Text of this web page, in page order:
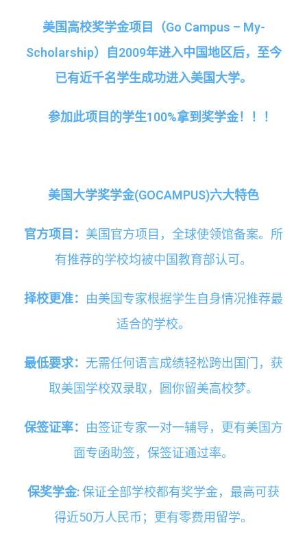
美国高校奖学金项目（Go Campus – My-
Scholarship）自2009年进入中国地区后，至今
已有近千名学生成功进入美国大学。
参加此项目的学生100%拿到奖学金！！！
美国大学奖学金(GOCAMPUS)六大特色
官方项目： 美国官方项目，全球使领馆备案。所
有推荐的学校均被中国教育部认可。
择校更准： 由美国专家根据学生自身情况推荐最
适合的学校。
最低要求： 无需任何语言成绩轻松跨出国门，获
取美国学校双录取，圆你留美高校梦。
保签证率： 由签证专家一对一辅导，更有美国方
面专函助签，保签证通过率。
保奖学金:保证全部学校都有奖学金，最高可获
得近50万人民币；更有零费用留学。